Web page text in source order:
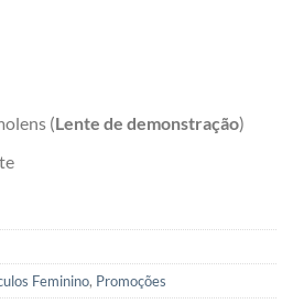
(Lente de demonstração)
Feminino, Promoções